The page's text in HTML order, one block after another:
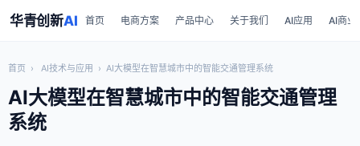
华青创新AI 首页 电商方案 产品中心 关于我们 AI应用 AI商业
首页 › AI技术与应用 › AI大模型在智慧城市中的智能交通管理系统
AI大模型在智慧城市中的智能交通管理
系统